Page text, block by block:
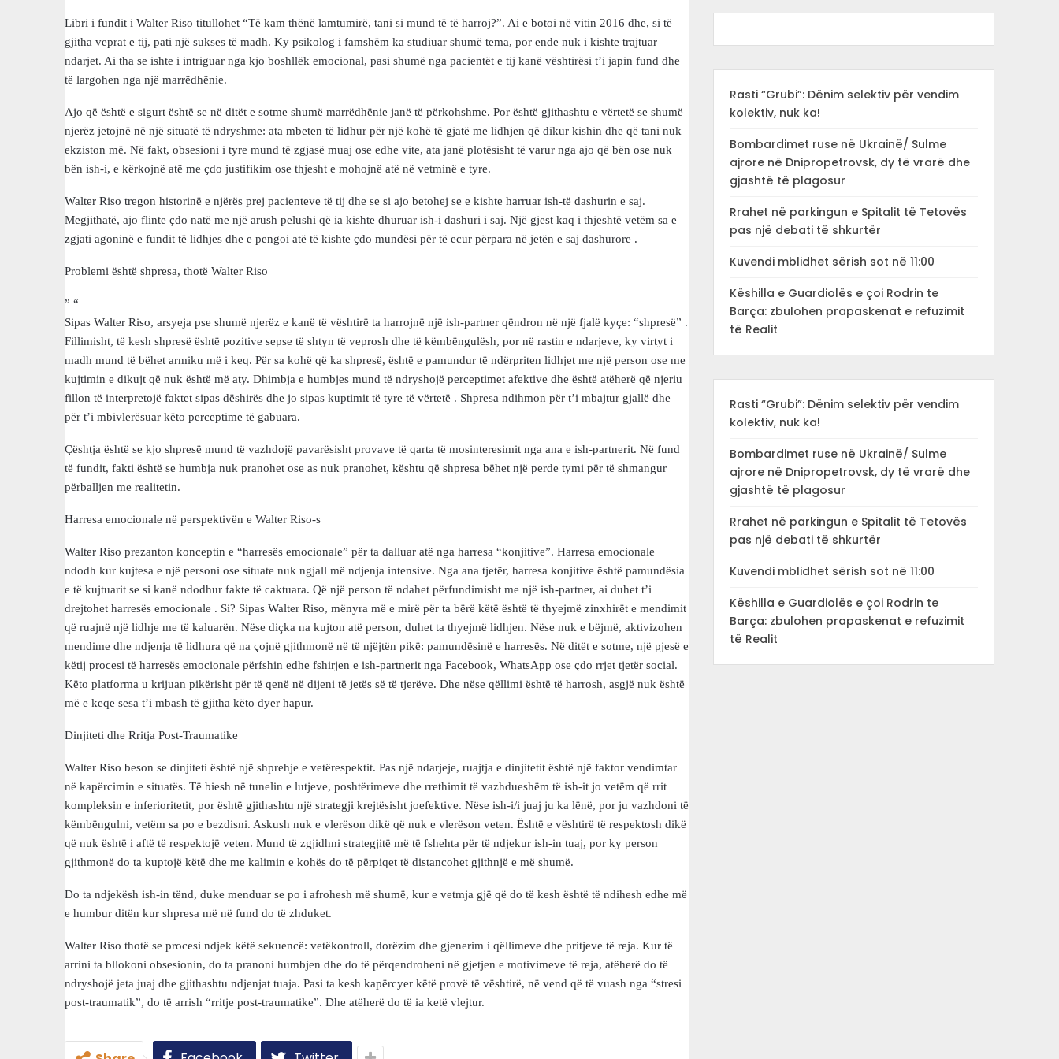
Libri i fundit i Walter Riso titullohet “Të kam thënë lamtumirë, tani si mund të të harroj?”. Ai e botoi në vitin 2016 dhe, si të
gjitha veprat e tij, pati një sukses të madh. Ky psikolog i famshëm ka studiuar shumë tema, por ende nuk i kishte trajtuar
ndarjet. Ai tha se ishte i intriguar nga kjo boshllëk emocional, pasi shumë nga pacientët e tij kanë vështirësi t’i japin fund dhe
të largohen nga një marrëdhënie.
Ajo që është e sigurt është se në ditët e sotme shumë marrëdhënie janë të përkohshme. Por është gjithashtu e vërtetë se shumë
njerëz jetojnë në një situatë të ndryshme: ata mbeten të lidhur për një kohë të gjatë me lidhjen që dikur kishin dhe që tani nuk
ekziston më. Në fakt, obsesioni i tyre mund të zgjasë muaj ose edhe vite, ata janë plotësisht të varur nga ajo që bën ose nuk
bën ish-i, e kërkojnë atë me çdo justifikim ose thjesht e mohojnë atë në vetminë e tyre.
Walter Riso tregon historinë e njërës prej pacienteve të tij dhe se si ajo betohej se e kishte harruar ish-të dashurin e saj.
Megjithatë, ajo flinte çdo natë me një arush pelushi që ia kishte dhuruar ish-i dashuri i saj. Një gjest kaq i thjeshtë vetëm sa e
zgjati agoninë e fundit të lidhjes dhe e pengoi atë të kishte çdo mundësi për të ecur përpara në jetën e saj dashurore .
Problemi është shpresa, thotë Walter Riso
” “
Sipas Walter Riso, arsyeja pse shumë njerëz e kanë të vështirë ta harrojnë një ish-partner qëndron në një fjalë kyçe: “shpresë” .
Fillimisht, të kesh shpresë është pozitive sepse të shtyn të veprosh dhe të këmbëngulësh, por në rastin e ndarjeve, ky virtyt i
madh mund të bëhet armiku më i keq. Për sa kohë që ka shpresë, është e pamundur të ndërpriten lidhjet me një person ose me
kujtimin e dikujt që nuk është më aty. Dhimbja e humbjes mund të ndryshojë perceptimet afektive dhe është atëherë që njeriu
fillon të interpretojë faktet sipas dëshirës dhe jo sipas kuptimit të tyre të vërtetë . Shpresa ndihmon për t’i mbajtur gjallë dhe
për t’i mbivlerësuar këto perceptime të gabuara.
Çështja është se kjo shpresë mund të vazhdojë pavarësisht provave të qarta të mosinteresimit nga ana e ish-partnerit. Në fund
të fundit, fakti është se humbja nuk pranohet ose as nuk pranohet, kështu që shpresa bëhet një perde tymi për të shmangur
përballjen me realitetin.
Harresa emocionale në perspektivën e Walter Riso-s
Walter Riso prezanton konceptin e “harresës emocionale” për ta dalluar atë nga harresa “konjitive”. Harresa emocionale
ndodh kur kujtesa e një personi ose situate nuk ngjall më ndjenja intensive. Nga ana tjetër, harresa konjitive është pamundësia
e të kujtuarit se si kanë ndodhur fakte të caktuara. Që një person të ndahet përfundimisht me një ish-partner, ai duhet t’i
drejtohet harresës emocionale . Si? Sipas Walter Riso, mënyra më e mirë për ta bërë këtë është të thyejmë zinxhirët e mendimit
që ruajnë një lidhje me të kaluarën. Nëse diçka na kujton atë person, duhet ta thyejmë lidhjen. Nëse nuk e bëjmë, aktivizohen
mendime dhe ndjenja të lidhura që na çojnë gjithmonë në të njëjtën pikë: pamundësinë e harresës. Në ditët e sotme, një pjesë e
këtij procesi të harresës emocionale përfshin edhe fshirjen e ish-partnerit nga Facebook, WhatsApp ose çdo rrjet tjetër social.
Këto platforma u krijuan pikërisht për të qenë në dijeni të jetës së të tjerëve. Dhe nëse qëllimi është të harrosh, asgjë nuk është
më e keqe sesa t’i mbash të gjitha këto dyer hapur.
Dinjiteti dhe Rritja Post-Traumatike
Walter Riso beson se dinjiteti është një shprehje e vetërespektit. Pas një ndarjeje, ruajtja e dinjitetit është një faktor vendimtar
në kapërcimin e situatës. Të biesh në tunelin e lutjeve, poshtërimeve dhe rrethimit të vazhdueshëm të ish-it jo vetëm që rrit
kompleksin e inferioritetit, por është gjithashtu një strategji krejtësisht joefektive. Nëse ish-i/i juaj ju ka lënë, por ju vazhdoni të
këmbëngulni, vetëm sa po e bezdisni. Askush nuk e vlerëson dikë që nuk e vlerëson veten. Është e vështirë të respektosh dikë
që nuk është i aftë të respektojë veten. Mund të zgjidhni strategjitë më të fshehta për të ndjekur ish-in tuaj, por ky person
gjithmonë do ta kuptojë këtë dhe me kalimin e kohës do të përpiqet të distancohet gjithnjë e më shumë.
Do ta ndjekësh ish-in tënd, duke menduar se po i afrohesh më shumë, kur e vetmja gjë që do të kesh është të ndihesh edhe më
e humbur ditën kur shpresa më në fund do të zhduket.
Walter Riso thotë se procesi ndjek këtë sekuencë: vetëkontroll, dorëzim dhe gjenerim i qëllimeve dhe pritjeve të reja. Kur të
arrini ta bllokoni obsesionin, do ta pranoni humbjen dhe do të përqendroheni në gjetjen e motivimeve të reja, atëherë do të
ndryshojë jeta juaj dhe gjithashtu ndjenjat tuaja. Pasi ta kesh kapërcyer këtë provë të vështirë, në vend që të vuash nga “stresi
post-traumatik”, do të arrish “rritje post-traumatike”. Dhe atëherë do të ia ketë vlejtur.
Rasti “Grubi”: Dënim selektiv për vendim
kolektiv, nuk ka!
Bombardimet ruse në Ukrainë/ Sulme
ajrore në Dnipropetrovsk, dy të vrarë dhe
gjashtë të plagosur
Rrahet në parkingun e Spitalit të Tetovës
pas një debati të shkurtër
Kuvendi mblidhet sërish sot në 11:00
Këshilla e Guardiolës e çoi Rodrin te
Barça: zbulohen prapaskenat e refuzimit
të Realit
Rasti “Grubi”: Dënim selektiv për vendim
kolektiv, nuk ka!
Bombardimet ruse në Ukrainë/ Sulme
ajrore në Dnipropetrovsk, dy të vrarë dhe
gjashtë të plagosur
Rrahet në parkingun e Spitalit të Tetovës
pas një debati të shkurtër
Kuvendi mblidhet sërish sot në 11:00
Këshilla e Guardiolës e çoi Rodrin te
Barça: zbulohen prapaskenat e refuzimit
të Realit